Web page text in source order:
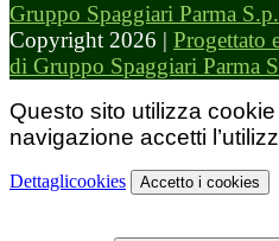
Copyright 2026 | Progettato
di Gruppo Spaggiari Parma
Questo sito utilizza
navigazione accetti
Dettaglicookies Accetto i cookies